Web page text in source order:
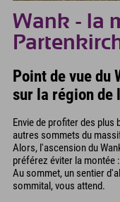
Wank - la
Point de vue du
sur la région de
Envie de profiter des plus
autres sommets du
Alors, l'ascension du
préférez éviter la montée
Au sommet, un sentier
sommital, vous attend.